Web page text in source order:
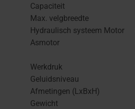
Capaciteit
Max. velgbreedte
Hydraulisch systeem Motor
Asmotor
Werkdruk
Geluidsniveau
Afmetingen (LxBxH)
Gewicht